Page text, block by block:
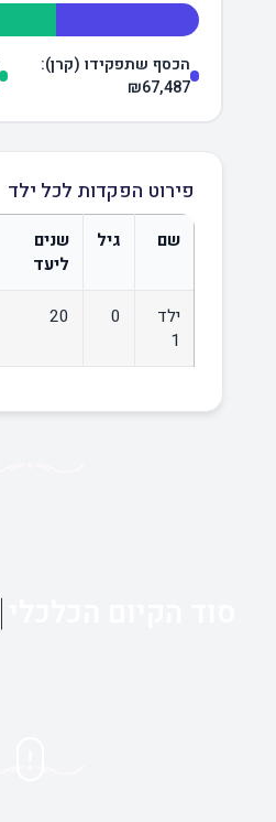
הכסף שתפקידו (קרן):
₪67,487
פירוט הפקדות לכל ילד
שם גיל
שנים
ליעד
ילד
1
0
20
סוד הקיום הכלכלי